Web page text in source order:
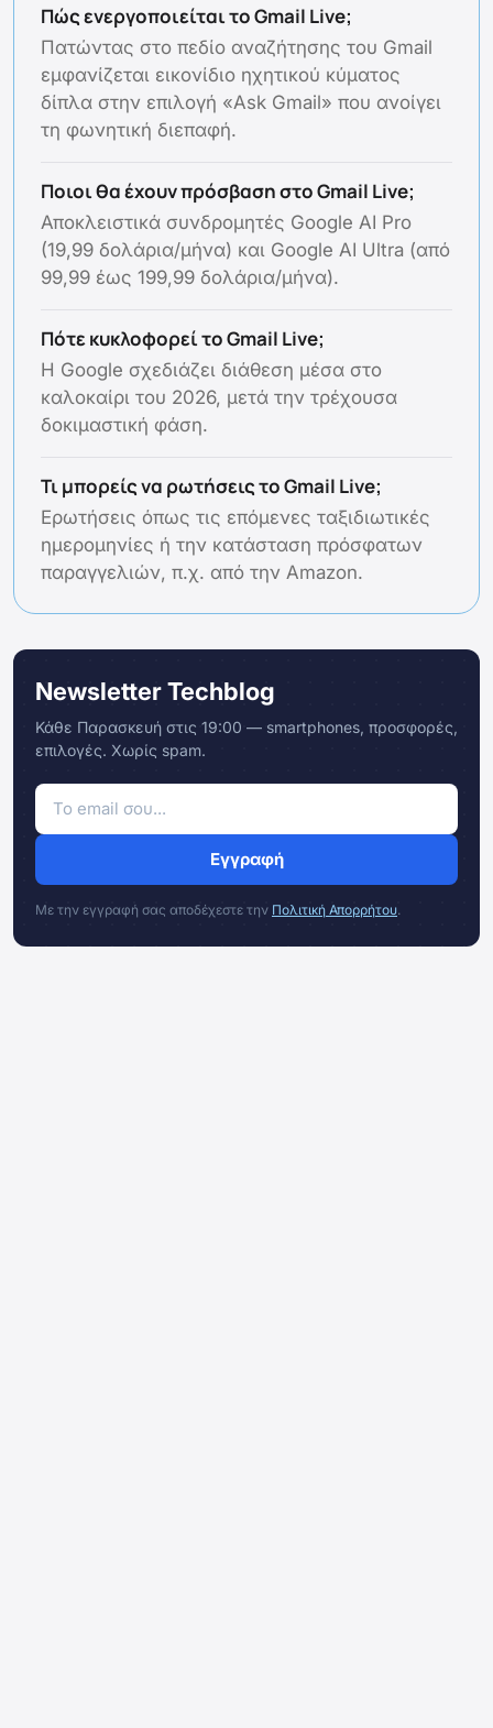
Πώς ενεργοποιείται το Gmail Live;
Πατώντας στο πεδίο αναζήτησης του Gmail
εμφανίζεται εικονίδιο ηχητικού κύματος
δίπλα στην επιλογή «Ask Gmail» που ανοίγει
τη φωνητική διεπαφή.
Ποιοι θα έχουν πρόσβαση στο Gmail Live;
Αποκλειστικά συνδρομητές Google AI Pro
(19,99 δολάρια/μήνα) και Google AI Ultra (από
99,99 έως 199,99 δολάρια/μήνα).
Πότε κυκλοφορεί το Gmail Live;
Η Google σχεδιάζει διάθεση μέσα στο
καλοκαίρι του 2026, μετά την τρέχουσα
δοκιμαστική φάση.
Τι μπορείς να ρωτήσεις το Gmail Live;
Ερωτήσεις όπως τις επόμενες ταξιδιωτικές
ημερομηνίες ή την κατάσταση πρόσφατων
παραγγελιών, π.χ. από την Amazon.
Newsletter Techblog
Κάθε Παρασκευή στις 19:00 — smartphones, προσφορές,
επιλογές. Χωρίς spam.
Εγγραφή
Με την εγγραφή σας αποδέχεστε την Πολιτική Απορρήτου.